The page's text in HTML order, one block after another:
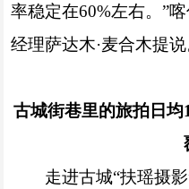
率稳定在60%左右。”
经理萨达木·麦合木提说
古城街巷里的旅拍日
走进古城“扶瑶摄